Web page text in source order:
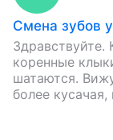
Смена зубов
Здравствуйте.
коренные
шатаются.
более